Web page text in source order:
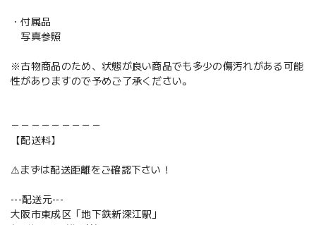
・付属品
写真参照
※古物商品のため、状態が良い商品でも多少の傷汚れがある可能
性がありますので予めご了承ください。
－－－－－－－－－
【配送料】
⚠️まずは配送距離をご確認下さい！
---配送元---
大阪市東成区「地下鉄新深江駅」